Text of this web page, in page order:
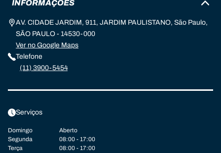
INFORMAÇÕES
AV. CIDADE JARDIM, 911, JARDIM PAULISTANO, São Paulo,
SÃO PAULO - 14530-000
Ver no Google Maps
Telefone
(11) 3900-5454
Serviços
Domingo
Aberto
Segunda
08:00 - 17:00
Terça
08:00 - 17:00